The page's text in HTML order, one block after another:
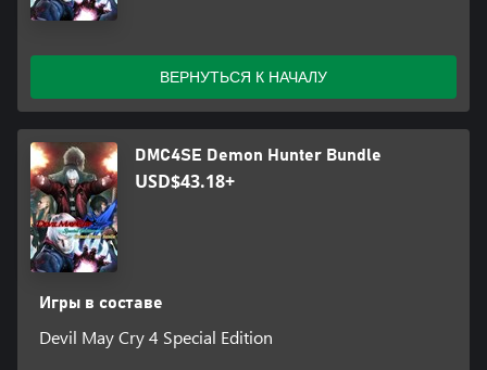
ВЕРНУТЬСЯ К НАЧАЛУ
DMC4SE Demon Hunter Bundle
USD$43.18+
Игры в составе
Devil May Cry 4 Special Edition